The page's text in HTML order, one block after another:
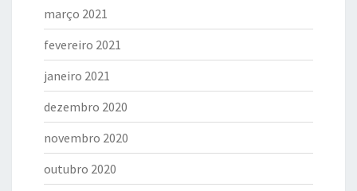
março 2021
fevereiro 2021
janeiro 2021
dezembro 2020
novembro 2020
outubro 2020